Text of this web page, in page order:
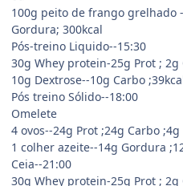
100g peito de frango grelhado
Gordura; 300kcal
Pós-treino Liquido--15:30
30g Whey protein-25g Prot ;
10g Dextrose--10g Carbo
Pós treino Sólido--18:00
Omelete
4 ovos--24g Prot ;24g Carbo
1 colher azeite--14g Gordura
Ceia--21:00
30g Whey protein-25g Prot ;